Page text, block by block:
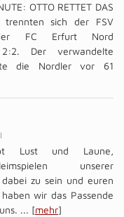
OTTO RETTET DAS
trennten sich der FSV
FC Erfurt Nord
Der verwandelte
die Nordler vor 61
und Laune,
unserer
zu sein und euren
wir das Passende
... [mehr]